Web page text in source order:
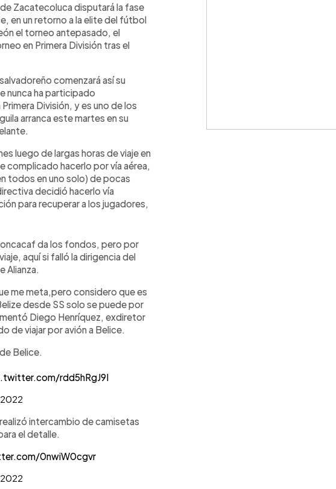
Zacatecoluca disputará la fase
en un retorno a la elite del fútbol
el torneo antepasado, el
en Primera División tras el
comenzará así su
nunca ha participado
División, y es uno de los
arranca este martes en su
luego de largas horas de viaje en
complicado hacerlo por vía aérea,
todos en uno solo) de pocas
decidió hacerlo vía
para recuperar a los jugadores,
da los fondos, pero por
aquí si falló la dirigencia del
me meta,pero considero que es
desde SS solo se puede por
Diego Henríquez, exdiretor
de viajar por avión a Belice.
Belice.
rdd5hRgJ9I
2022
intercambio de camisetas
el detalle.
0nwiW0cgvr
2022